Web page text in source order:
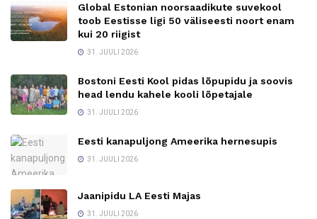
Global Estonian noorsaadikute suvekool
toob Eestisse ligi 50 väliseesti noort enam
kui 20 riigist
31. JUULI 2026
Bostoni Eesti Kool pidas lõpupidu ja soovis
head lendu kahele kooli lõpetajale
31. JUULI 2026
Eesti kanapuljong Ameerika hernesupis
31. JUULI 2026
Jaanipidu LA Eesti Majas
31. JUULI 2026